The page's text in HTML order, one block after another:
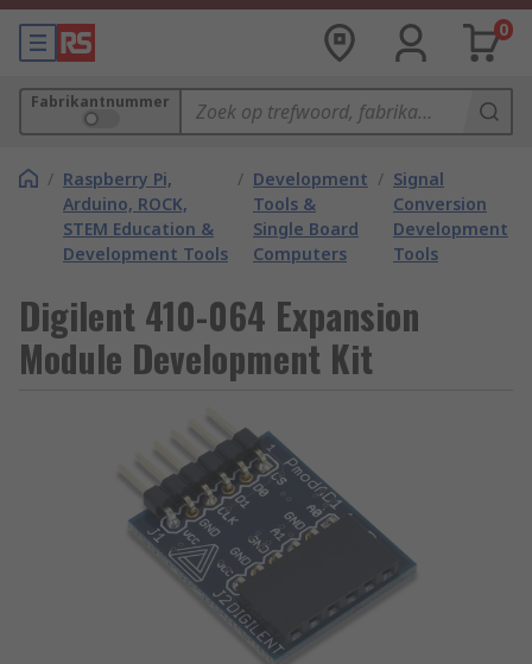
0
Fabrikantnummer
/ Raspberry Pi,
Arduino, ROCK,
STEM Education &
Development Tools
/ Development
Tools &
Single Board
Computers
/ Signal
Conversion
Development
Tools
Digilent 410-064 Expansion
Module Development Kit